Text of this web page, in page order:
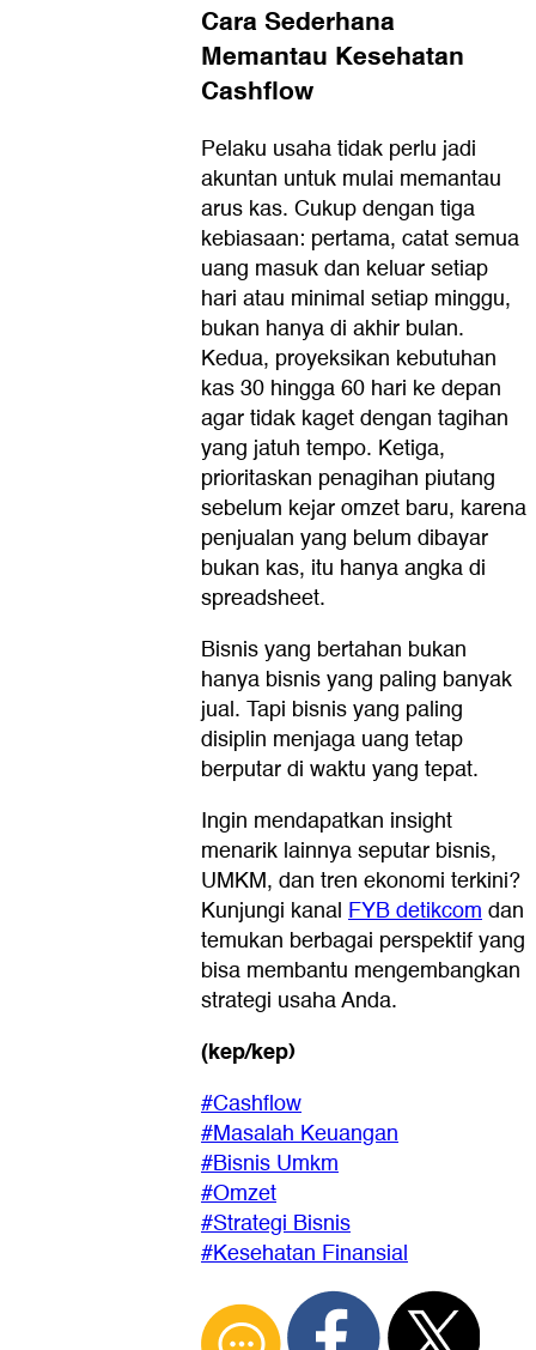
Cara Sederhana
Memantau Kesehatan
Cashflow
Pelaku usaha tidak perlu jadi
akuntan untuk mulai memantau
arus kas. Cukup dengan tiga
kebiasaan: pertama, catat semua
uang masuk dan keluar setiap
hari atau minimal setiap minggu,
bukan hanya di akhir bulan.
Kedua, proyeksikan kebutuhan
kas 30 hingga 60 hari ke depan
agar tidak kaget dengan tagihan
yang jatuh tempo. Ketiga,
prioritaskan penagihan piutang
sebelum kejar omzet baru, karena
penjualan yang belum dibayar
bukan kas, itu hanya angka di
spreadsheet.
Bisnis yang bertahan bukan
hanya bisnis yang paling banyak
jual. Tapi bisnis yang paling
disiplin menjaga uang tetap
berputar di waktu yang tepat.
Ingin mendapatkan insight
menarik lainnya seputar bisnis,
UMKM, dan tren ekonomi terkini?
Kunjungi kanal FYB detikcomdan
temukan berbagai perspektif yang
bisa membantu mengembangkan
strategi usaha Anda.
(kep/kep)
#Cashflow
#Masalah Keuangan
#Bisnis Umkm
#Omzet
#Strategi Bisnis
#Kesehatan Finansial